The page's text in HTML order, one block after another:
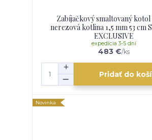
Zabíjačkový smaltovaný kotol
nerezová kotlina 1,5 mm 53 cm
EXCLUSIVE
483 €/ks
expedícia 3-5 dní
Pridať do
Novinka